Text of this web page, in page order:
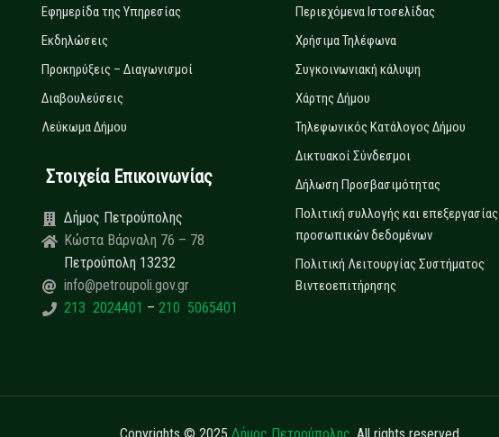
Εφημερίδα της Υπηρεσίας
Εκδηλώσεις
Προκηρύξεις – Διαγωνισμοί
Διαβουλεύσεις
Λεύκωμα Δήμου
Στοιχεία Επικοινωνίας
Δήμος Πετρούπολης
Κώστα Βάρναλη 76 – 78
Πετρούπολη 13232
info@petroupoli.gov.gr
213 2024401 – 210 5065401
Περιεχόμενα Ιστοσελίδας
Χρήσιμα Τηλέφωνα
Συγκοινωνιακή κάλυψη
Χάρτης Δήμου
Τηλεφωνικός Κατάλογος Δήμου
Δικτυακοί Σύνδεσμοι
Δήλωση Προσβασιμότητας
Πολιτική συλλογής και επεξεργασίας
προσωπικών δεδομένων
Πολιτική Λειτουργίας Συστήματος
Βιντεοεπιτήρησης